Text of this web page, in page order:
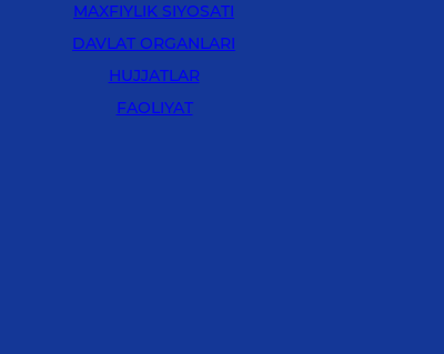
MAXFIYLIK SIYOSATI
DAVLAT ORGANLARI
HUJJATLAR
FAOLIYAT